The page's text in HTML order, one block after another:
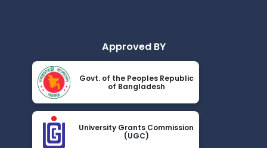
Jun 14
2026
জানুয়ারি-জুন, ২০২৬ টার্মের সেমিস্টার ফাইনাল পরীক্ষার সংশোধিত
বিজ্ঞপ্তি
May 23
2026
সংশোধিতঃ জানুয়ারি-জুন, ২০২৬ টার্মের সেমিস্টার পরীক্ষার সময়সূচী
Read More
Approved BY
Govt. of the Peoples Republic
of Bangladesh
University Grants Commission
(UGC)